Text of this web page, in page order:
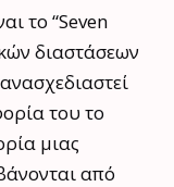
το “Seven
διαστάσεων
του το
μιας
από